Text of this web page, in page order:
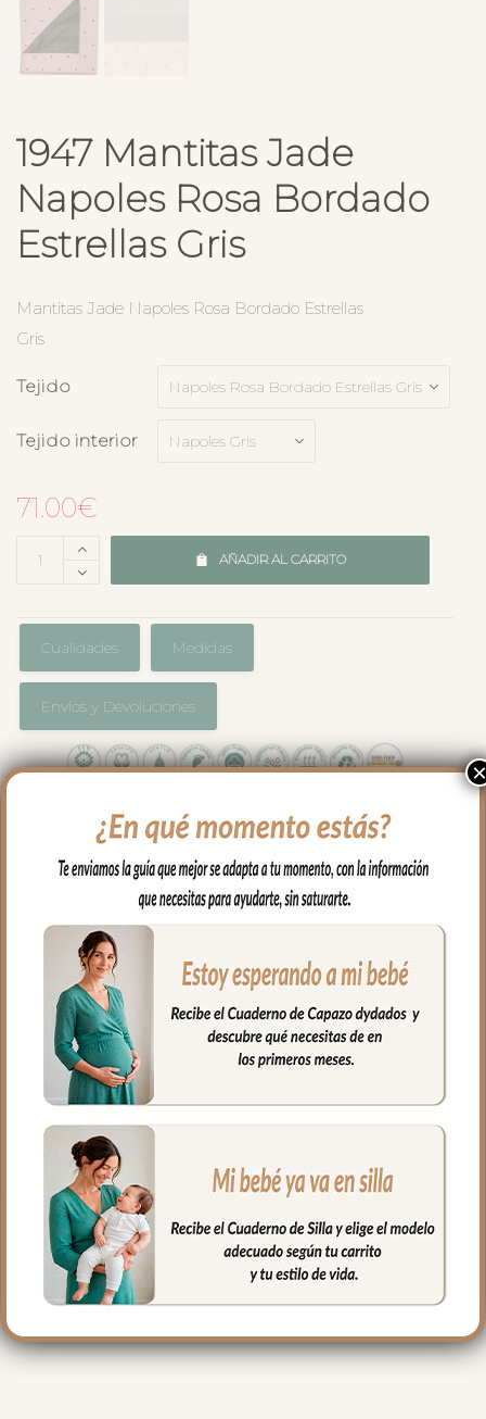
1947 Mantitas Jade
Napoles Rosa Bordado
Estrellas Gris
Mantitas Jade Napoles Rosa Bordado Estrellas
Gris
Tejido
Tejido interior
71.00€
AÑADIR AL CARRITO
Cualidades Medidas
Envíos y Devoluciones
El complemento ideal para llevar a
nuestro bebe en brazos, para usar en el
capazo o en la cuna.
Por un lado, en tejido piqué bordado; un
piqué de algodón y por el otro puedes
elegir en piqué de algodón o en pelo corto
liso.
Puedes lavar a mano o en lavadora,
siempre agua fría, jabones no abrasivos y
Medidas 98 X 70cm
PRODUCTOS
×